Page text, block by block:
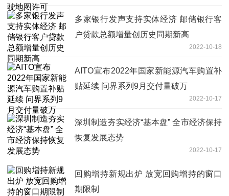
多家银行发声支持实体经济 邮储银行客
户贷款总额增量创历史同期新高
2022-10-18
AITO宣布2022年国家新能源汽车购置补
贴延续 问界系列9月交付量破万
2022-10-17
深圳制造夯实经济“基本盘” 全市经济保持
恢复发展态势
2022-10-17
回购增持新规出炉 放宽回购增持的窗口
期限制